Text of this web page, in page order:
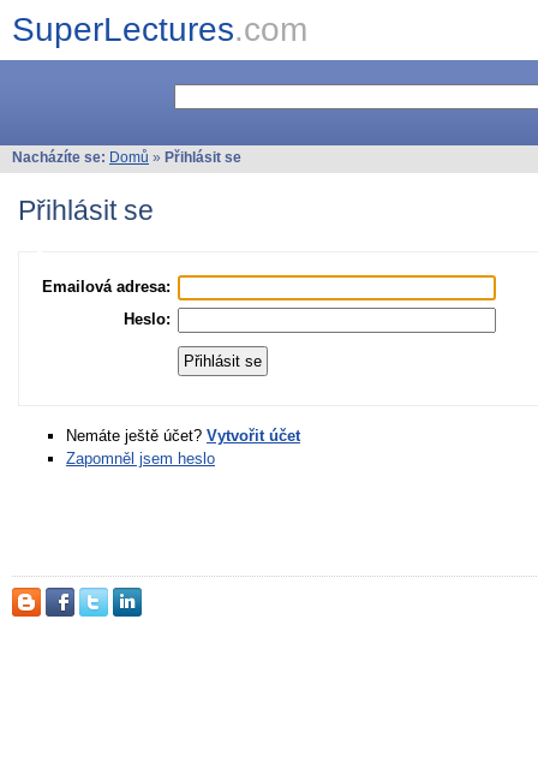
SuperLectures.com
Nacházíte se: Domů » Přihlásit se
Přihlásit se
Emailová adresa:
Heslo:
Nemáte ještě účet? Vytvořit účet
Zapomněl jsem heslo